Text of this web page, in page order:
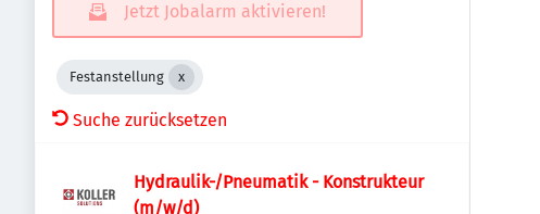
Jetzt Jobalarm aktivieren!
Festanstellung
Suche zurücksetzen
Hydraulik-/Pneumatik - Konstrukteur
(m/w/d)